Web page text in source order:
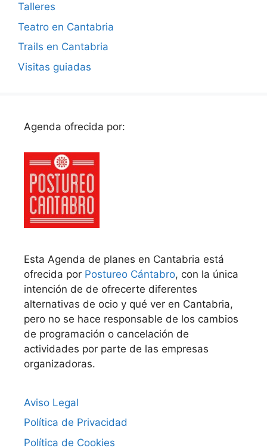
Talleres
Teatro en Cantabria
Trails en Cantabria
Visitas guiadas
Agenda ofrecida por:
Esta Agenda de planes en Cantabria está
ofrecida por Postureo Cántabro, con la única
intención de de ofrecerte diferentes
alternativas de ocio y qué ver en Cantabria,
pero no se hace responsable de los cambios
de programación o cancelación de
actividades por parte de las empresas
organizadoras.
Aviso Legal
Política de Privacidad
Política de Cookies